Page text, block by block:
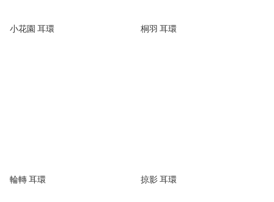
小花園 耳環 桐羽 耳環
輪轉 耳環 掠影 耳環